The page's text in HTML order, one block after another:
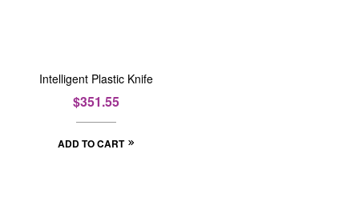
Intelligent Plastic Knife
$351.55
ADD TO CART